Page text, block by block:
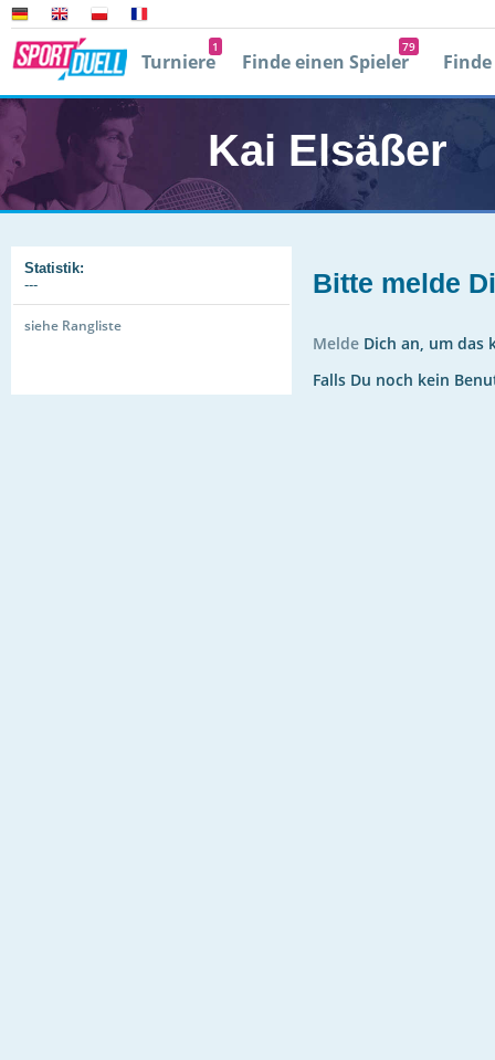
Turniere
1
Finde einen Spieler
79
Kai Elsäßer
Statistik:
---
siehe Rangliste
Bitte melde
Melde Dich an, um das
Falls Du noch kein
Player 2 0
0